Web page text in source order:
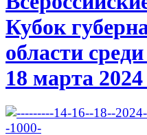
Кубок
области
18 марта 2024